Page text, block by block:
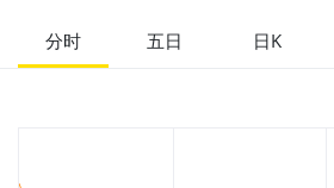
52周最高
41.63
股息
分时 五日 日K